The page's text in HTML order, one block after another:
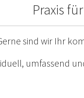
Praxis
sind wir Ihr
umfassend